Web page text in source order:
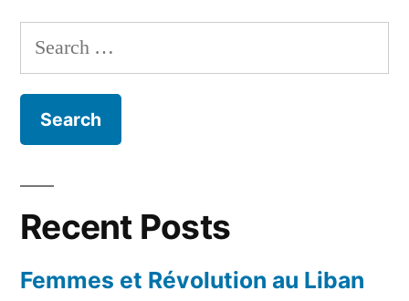
Search
for:
Recent Posts
Femmes et Révolution au Liban